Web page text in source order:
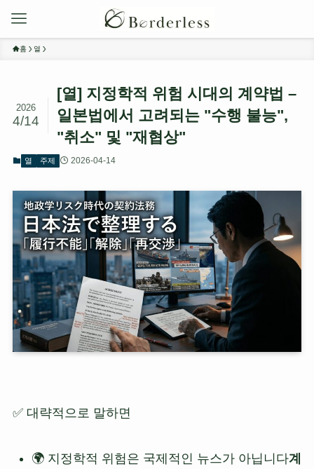
홈 열
[열] 지정학적 위험 시대의 계약법 –
일본법에서 고려되는 "수행 불능",
"취소" 및 "재협상"
2026
4/14
열 주제 2026-04-14
✅ 대략적으로 말하면
🌍 지정학적 위험은 국제적인 뉴스가 아닙니다계